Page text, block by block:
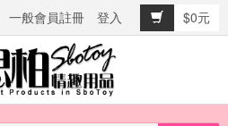
一般會員註冊 登入
$0元